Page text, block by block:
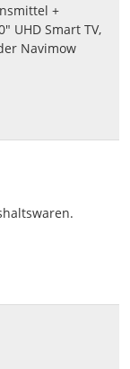
+
UHD Smart TV,
Navimow